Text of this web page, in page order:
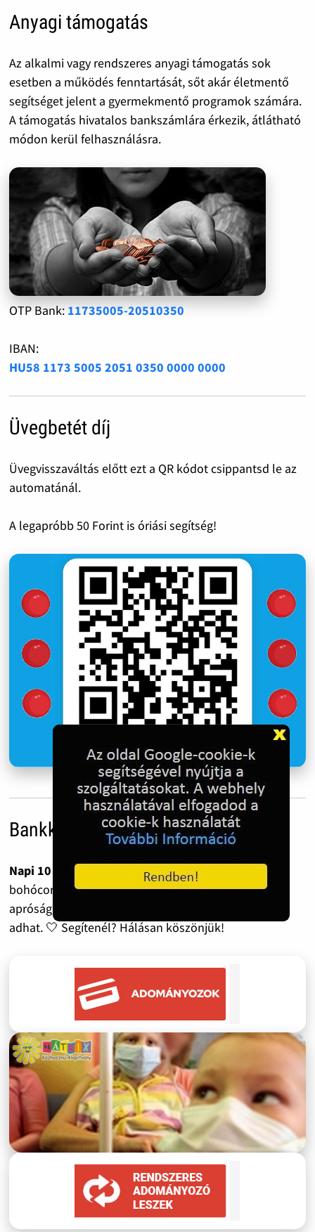
Anyagi támogatás
Az alkalmi vagy rendszeres anyagi támogatás sok
esetben a működés fenntartását, sőt akár életmentő
segítséget jelent a gyermekmentő programok számára.
A támogatás hivatalos bankszámlára érkezik, átlátható
módon kerül felhasználásra.
OTP Bank: 11735005-20510350
IBAN:
HU58 1173 5005 2051 0350 0000 0000
Üvegbetét díj
Üvegvisszaváltás előtt ezt a QR kódot csippantsd le az
automatánál.
A legapróbb 50 Forint is óriási segítség!
Bankkártyás adományozás
Napi 10 forint havonta már 300 forint.Ennyiből tíz
bohócorr vagy egy színes ceruza is megvásárolható –
apróság, ami egy gyermeknek mégis mosolyt és erőt
adhat. 🤍 Segítenél? Hálásan köszönjük!